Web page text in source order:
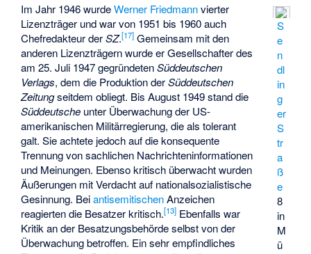
S
e
n
dl
in
g
er
S
tr
a
ß
e
8
in
M
ü
Im Jahr 1946 wurdeWerner Friedmannvierter
Lizenzträger und war von 1951 bis 1960 auch
Chefredakteur derSZ.[17] Gemeinsam mit den
anderen Lizenzträgern wurde er Gesellschafter des
am 25. Juli 1947 gegründetenSüddeutschen
Verlags, dem die Produktion derSüddeutschen
Zeitungseitdem obliegt. Bis August 1949 stand die
Süddeutsche unter Überwachung der US-
amerikanischen Militärregierung, die als tolerant
galt. Sie achtete jedoch auf die konsequente
Trennung von sachlichen Nachrichteninformationen
und Meinungen. Ebenso kritisch überwacht wurden
Äußerungen mit Verdacht auf nationalsozialistische
Gesinnung. BeiantisemitischenAnzeichen
reagierten die Besatzer kritisch.[13] Ebenfalls war
Kritik an der Besatzungsbehörde selbst von der
Überwachung betroffen. Ein sehr empfindliches